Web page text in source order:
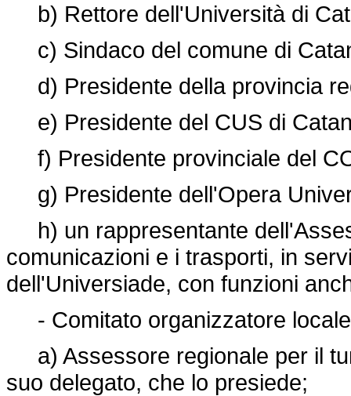
b) Rettore dell'Università di
c) Sindaco del comune di
d) Presidente della provincia
e) Presidente del CUS di
f) Presidente provinciale del
g) Presidente dell'Opera
h) un rappresentante
comunicazioni e i trasporti, in
dell'Universiade, con funzioni
- Comitato organizzatore
a) Assessore regionale per il
suo delegato, che lo presiede;